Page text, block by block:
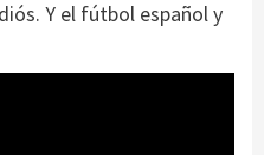
Y el fútbol español y